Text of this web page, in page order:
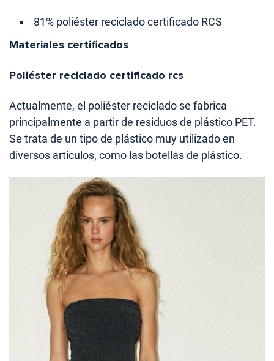
81% poliéster reciclado certificado RCS
Materiales certificados
Poliéster reciclado certificado rcs
Actualmente, el poliéster reciclado se fabrica
principalmente a partir de residuos de plástico PET.
Se trata de un tipo de plástico muy utilizado en
diversos artículos, como las botellas de plástico.